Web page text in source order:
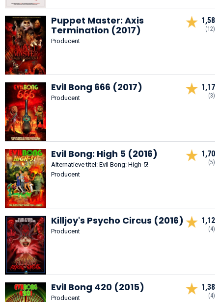
Puppet Master: Axis
Termination (2017)
Producent
1,58
(12)
Evil Bong 666 (2017)
Producent
1,17
(3)
Evil Bong: High 5 (2016)
Alternatieve titel: Evil Bong: High-5!
Producent
1,70
(5)
Killjoy's Psycho Circus (2016)
Producent
1,12
(4)
Evil Bong 420 (2015)
Producent
1,38
(4)